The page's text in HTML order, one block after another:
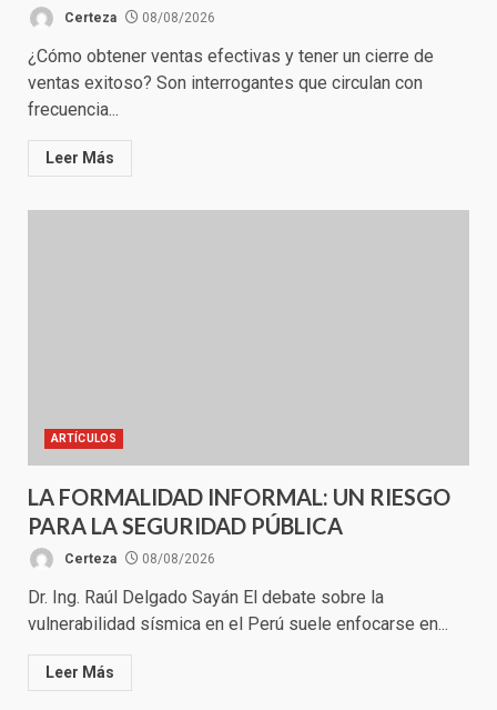
Certeza 08/08/2026
¿Cómo obtener ventas efectivas y tener un cierre de
ventas exitoso? Son interrogantes que circulan con
frecuencia...
Leer Más
ARTÍCULOS
LA FORMALIDAD INFORMAL: UN RIESGO
PARA LA SEGURIDAD PÚBLICA
Certeza 08/08/2026
Dr. Ing. Raúl Delgado Sayán El debate sobre la
vulnerabilidad sísmica en el Perú suele enfocarse en...
Leer Más